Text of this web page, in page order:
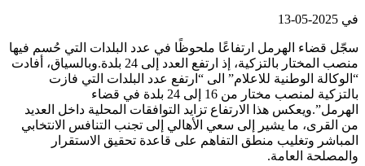
في
سجّل قضاء الهرمل ارتفاعًا ملحوظًا في عدد البلدات التي حُسم فيها
منصب المختار بالتزكية، إذ ارتفع العدد إلى 24 بلدة.وبالسياق، أفادت
“الوكالة الوطنية للاعلام” الى “ارتفع عدد البلدات التي فازت
بالتزكية لمنصب مختار من 16 إلى 24 بلدة في قضاء
الهرمل”.ويعكس هذا الارتفاع تزايد التوافقات المحلية داخل العديد
من القرى، ما يشير إلى سعي الأهالي إلى تجنب التنافس الانتخابي
المباشر وتغليب منطق التفاهم على قاعدة تحقيق الاستقرار
والمصلحة العامة.